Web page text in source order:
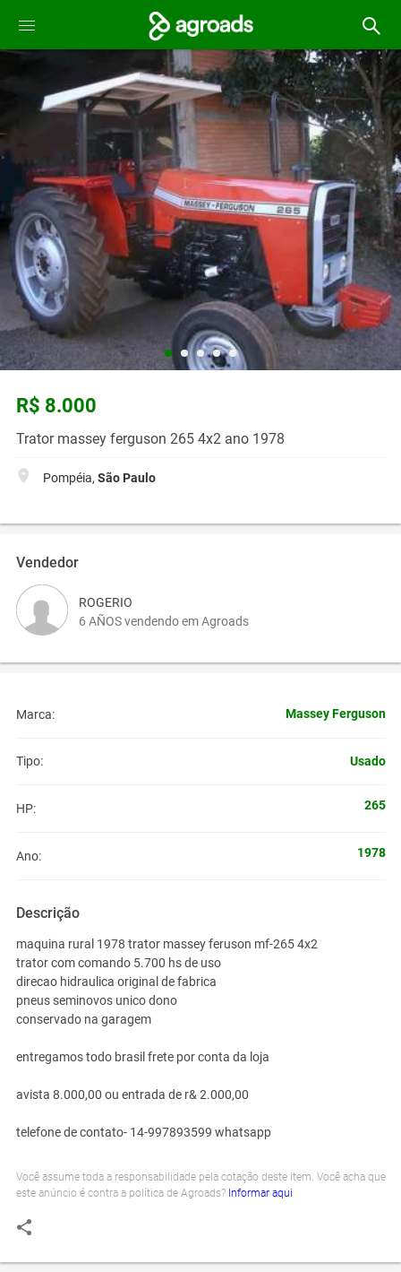
R$ 8.000
Trator massey ferguson 265 4x2 ano 1978
Pompéia, São Paulo
Vendedor
ROGERIO
6 AÑOS vendendo em Agroads
Marca: Massey Ferguson
Tipo: Usado
HP: 265
Ano: 1978
Descrição
maquina rural 1978 trator massey feruson mf-265 4x2
trator com comando 5.700 hs de uso
direcao hidraulica original de fabrica
pneus seminovos unico dono
conservado na garagem
entregamos todo brasil frete por conta da loja
avista 8.000,00 ou entrada de r& 2.000,00
telefone de contato- 14-997893599 whatsapp
Você assume toda a responsabilidade pela cotação deste item. Você acha que
este anúncio é contra a política de Agroads? Informar aqui